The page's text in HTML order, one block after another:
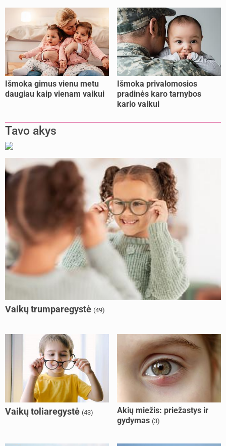
Išmoka gimus vienu metu
daugiau kaip vienam vaikui
Išmoka privalomosios
pradinės karo tarnybos
kario vaikui
Tavo akys
Vaikų trumparegystė (49)
Vaikų toliaregystė (43)
Akių miežis: priežastys ir
gydymas (3)